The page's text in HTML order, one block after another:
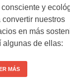
consciente y
convertir nuestros
en más
algunas de ellas:
MÁS